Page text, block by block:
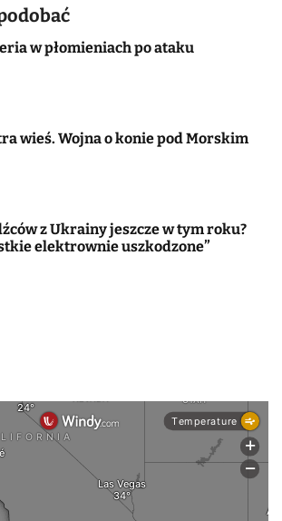
w płomieniach po ataku
wieś. Wojna o konie pod Morskim
z Ukrainy jeszcze w tym roku?
elektrownie uszkodzone”